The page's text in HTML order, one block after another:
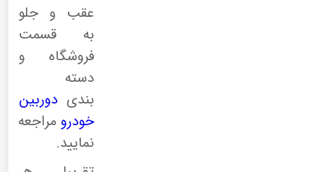
عقب و جلو
به قسمت
فروشگاه و
دسته
بندی دوربین
خودرو مراجعه
نمایید.